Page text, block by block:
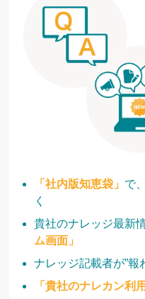
「社内版知恵袋」 で
く
貴社のナレッジ最新
ム画面」
ナレッジ記載者が”報
「貴社のナレカン利